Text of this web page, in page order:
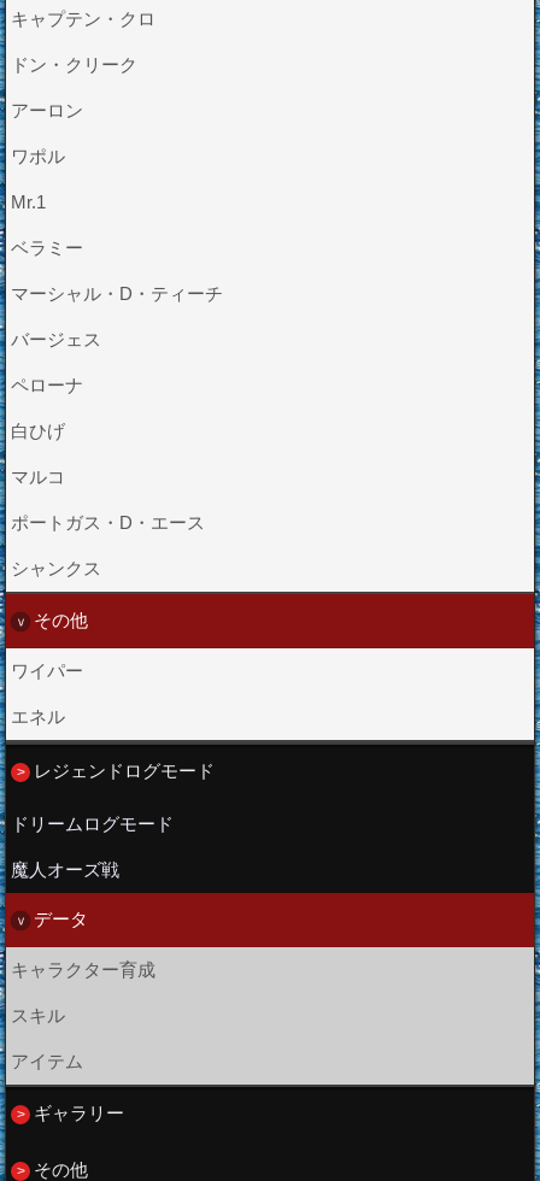
キャプテン・クロ
ドン・クリーク
アーロン
ワポル
Mr.1
ベラミー
マーシャル・D・ティーチ
バージェス
ペローナ
白ひげ
マルコ
ポートガス・D・エース
シャンクス
その他
ワイパー
エネル
レジェンドログモード
冒険の始まり
シェルズタウン
オレンジの町
シロップ村
バラティエ
アーロンパーク
ドリームログモード
魔人オーズ戦
データ
キャラクター育成
スキル
アイテム
ギャラリー
その他